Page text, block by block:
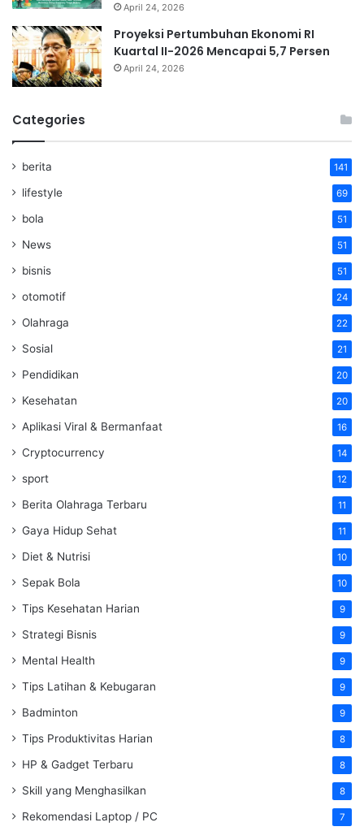
April 24, 2026
Proyeksi Pertumbuhan Ekonomi RI
Kuartal II-2026 Mencapai 5,7 Persen
April 24, 2026
Categories
berita 141
lifestyle 69
bola 51
News 51
bisnis 51
otomotif 24
Olahraga 22
Sosial 21
Pendidikan 20
Kesehatan 20
Aplikasi Viral & Bermanfaat 16
Cryptocurrency 14
sport 12
Berita Olahraga Terbaru 11
Gaya Hidup Sehat 11
Diet & Nutrisi 10
Sepak Bola 10
Tips Kesehatan Harian 9
Strategi Bisnis 9
Mental Health 9
Tips Latihan & Kebugaran 9
Badminton 9
Tips Produktivitas Harian 8
HP & Gadget Terbaru 8
Skill yang Menghasilkan 8
Rekomendasi Laptop / PC 7